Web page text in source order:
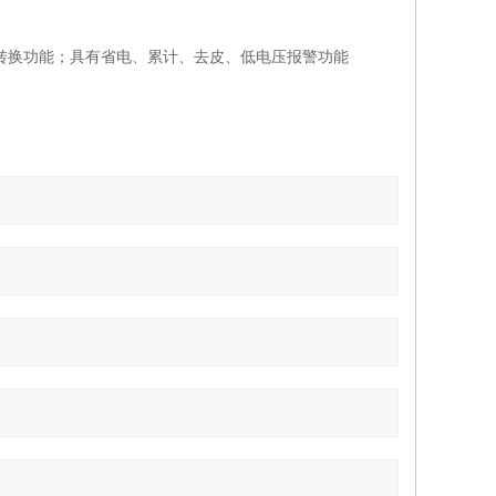
功能；具有省电、累计、去皮、低电压报警功能